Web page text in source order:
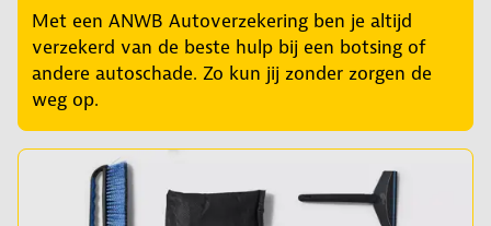
Met een ANWB Autoverzekering ben je altijd
verzekerd van de beste hulp bij een botsing of
andere autoschade. Zo kun jij zonder zorgen de
weg op.